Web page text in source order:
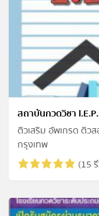
สถาบันกวดวิชา
ติวเสริม อัพเกรด ติวส
กรุงเทพ
(15